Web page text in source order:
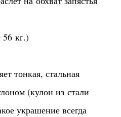
56 кг.)
тонкая, стальная
(кулон из стали
украшение всегда